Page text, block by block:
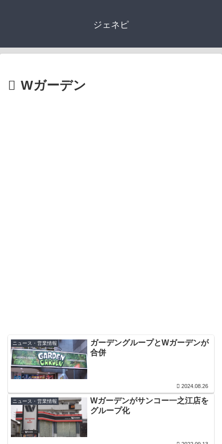
ジェネピ
Wガーデン
ニュース・営業情報
ガーデングループとWガーデンが
合併
2024.08.26
ニュース・営業情報
Wガーデンがサンコー一之江店を
グループ化